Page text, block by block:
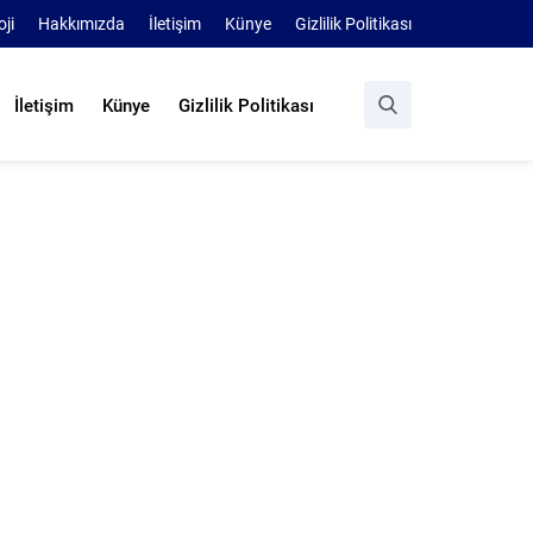
Hakkımızda İletişim Künye Gizlilik Politikası
İletişim Künye Gizlilik Politikası